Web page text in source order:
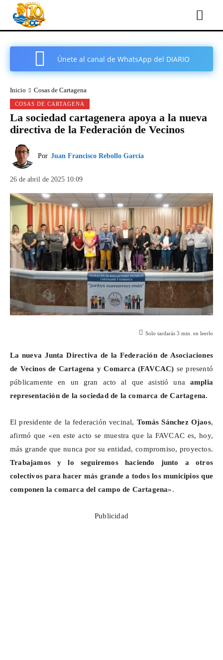
Únete al canal de WhatsApp del DIARIO
Inicio Cosas de Cartagena
COSAS DE CARTAGENA
La sociedad cartagenera apoya a la nueva
directiva de la Federación de Vecinos
Por Juan Francisco Rebollo García
26 de abril de 2025 10:09
Solo tardarás 3 min. en leerlo
La nueva Junta Directiva de la Federación de Asociaciones
de Vecinos de Cartagena y Comarca (FAVCAC) se presentó
públicamente en un gran acto al que asistió una amplia
representación de la sociedad de la comarca de Cartagena.
El presidente de la federación vecinal, Tomás Sánchez Ojaos,
afirmó que «en este acto se muestra que la FAVCAC es, hoy,
más grande que nunca por su entidad, compromiso, proyectos.
Trabajamos y lo seguiremos haciendo junto a otros
colectivos para hacer más grande a todos los municipios que
componen la comarca del campo de Cartagena».
Publicidad